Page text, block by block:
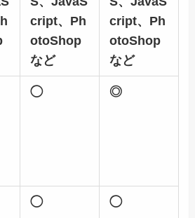
cript、Ph
otoShop
など
cript、Ph
otoShop
など
◯ ◎
◯ ◯